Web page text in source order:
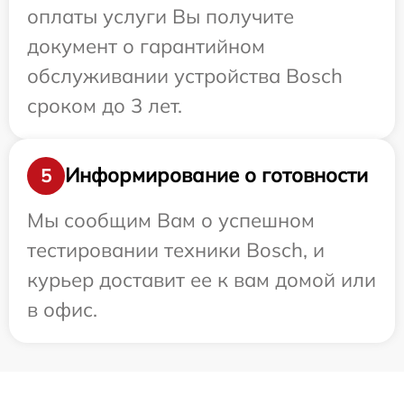
оплаты услуги Вы получите
документ о гарантийном
обслуживании устройства Bosch
сроком до 3 лет.
5
Информирование о готовности
Мы сообщим Вам о успешном
тестировании техники Bosch, и
курьер доставит ее к вам домой или
в офис.